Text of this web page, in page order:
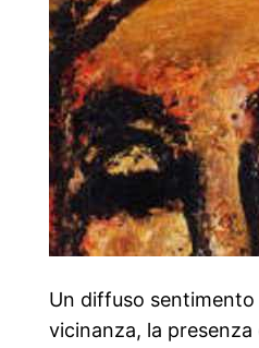
Un diffuso sentimento
vicinanza, la